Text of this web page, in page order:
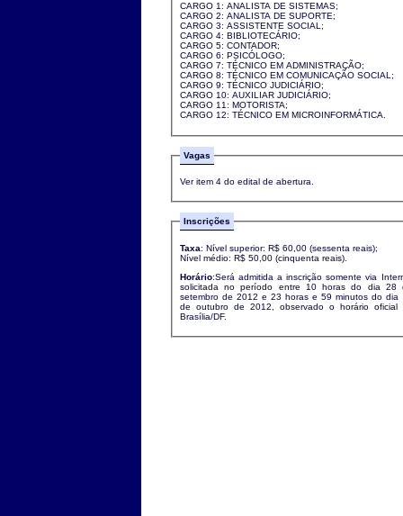
CARGO 1: ANALISTA DE SISTEMAS;
CARGO 2: ANALISTA DE SUPORTE;
CARGO 3: ASSISTENTE SOCIAL;
CARGO 4: BIBLIOTECÁRIO;
CARGO 5: CONTADOR;
CARGO 6: PSICÓLOGO;
CARGO 7: TÉCNICO EM ADMINISTRAÇÃO;
CARGO 8: TÉCNICO EM COMUNICAÇÃO SOCIAL;
CARGO 9: TÉCNICO JUDICIÁRIO;
CARGO 10: AUXILIAR JUDICIÁRIO;
CARGO 11: MOTORISTA;
CARGO 12: TÉCNICO EM MICROINFORMÁTICA.
Vagas
Ver item 4 do edital de abertura.
Inscrições
Taxa: Nível superior: R$ 60,00 (sessenta reais);
Nível médio: R$ 50,00 (cinquenta reais).
Horário:Será admitida a inscrição somente via
solicitada no período entre 10 horas do dia 28
setembro de 2012 e 23 horas e 59 minutos do dia
de outubro de 2012, observado o horário oficial
Brasília/DF.